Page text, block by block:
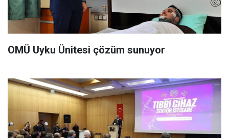
OMÜ Uyku Ünitesi çözüm sunuyor